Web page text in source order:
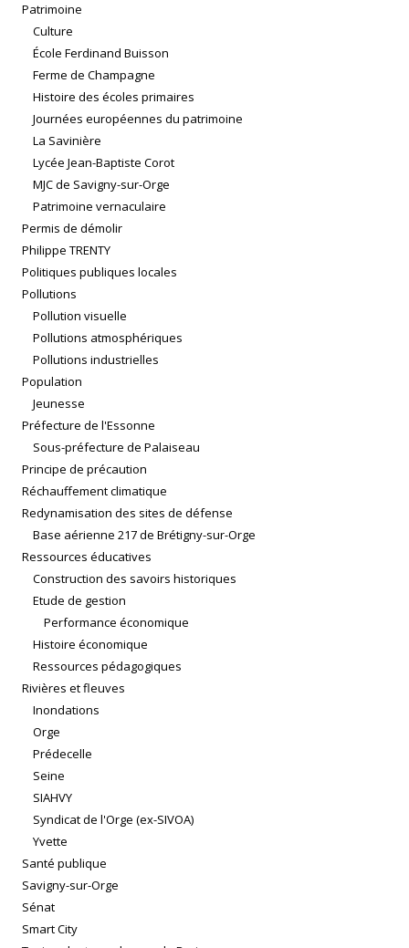
Patrimoine
Culture
École Ferdinand Buisson
Ferme de Champagne
Histoire des écoles primaires
Journées européennes du patrimoine
La Savinière
Lycée Jean-Baptiste Corot
MJC de Savigny-sur-Orge
Patrimoine vernaculaire
Permis de démolir
Philippe TRENTY
Politiques publiques locales
Pollutions
Pollution visuelle
Pollutions atmosphériques
Pollutions industrielles
Population
Jeunesse
Préfecture de l'Essonne
Sous-préfecture de Palaiseau
Principe de précaution
Réchauffement climatique
Redynamisation des sites de défense
Base aérienne 217 de Brétigny-sur-Orge
Ressources éducatives
Construction des savoirs historiques
Etude de gestion
Performance économique
Histoire économique
Ressources pédagogiques
Rivières et fleuves
Inondations
Orge
Prédecelle
Seine
SIAHVY
Syndicat de l'Orge (ex-SIVOA)
Yvette
Santé publique
Savigny-sur-Orge
Sénat
Smart City